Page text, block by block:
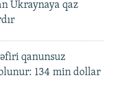
Ukraynaya qaz
qanunsuz
134 min dollar